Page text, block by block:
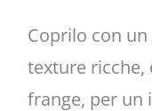
Coprilo con
texture ricche,
frange, per un